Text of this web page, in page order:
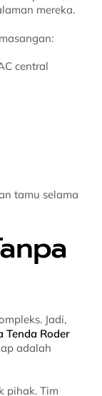
mereka.
central
tamu selama
Jadi,
Tenda Roder
adalah
pihak. Tim